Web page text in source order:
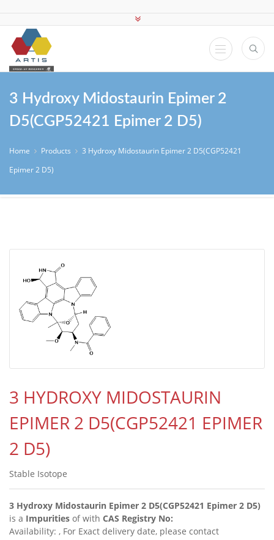
3 Hydroxy Midostaurin Epimer 2
D5(CGP52421 Epimer 2 D5)
Home Products
3 Hydroxy Midostaurin Epimer 2 D5(CGP52421
Epimer 2 D5)
3 HYDROXY MIDOSTAURIN
EPIMER 2 D5(CGP52421 EPIMER
2 D5)
Stable Isotope
3 Hydroxy Midostaurin Epimer 2 D5(CGP52421 Epimer 2 D5)
is a Impurities ofwith CAS Registry No:
Availability: , For Exact delivery date, please contact